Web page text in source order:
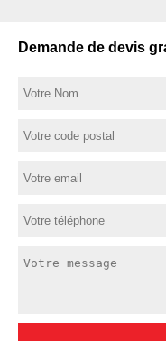
Demande de devis